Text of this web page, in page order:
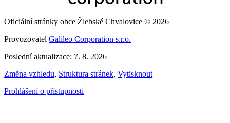
Oficiální stránky obce Žlebské Chvalovice © 2026
Provozovatel Galileo Corporation s.r.o.
Poslední aktualizace: 7. 8. 2026
Změna vzhledu, Struktura stránek, Vytisknout
Prohlášení o přístupnosti